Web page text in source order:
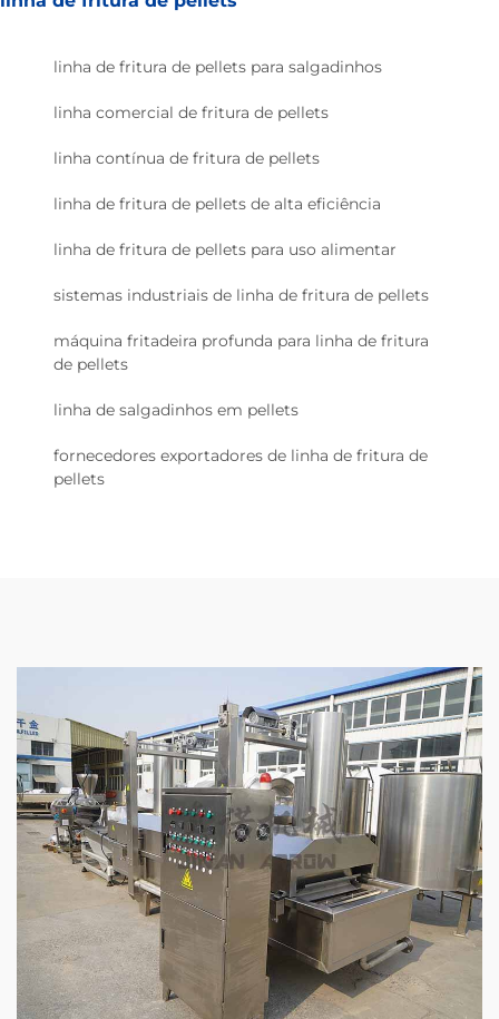
linha de fritura de pellets para salgadinhos
linha comercial de fritura de pellets
linha contínua de fritura de pellets
linha de fritura de pellets de alta eficiência
linha de fritura de pellets para uso alimentar
sistemas industriais de linha de fritura de pellets
máquina fritadeira profunda para linha de fritura
de pellets
linha de salgadinhos em pellets
fornecedores exportadores de linha de fritura de
pellets